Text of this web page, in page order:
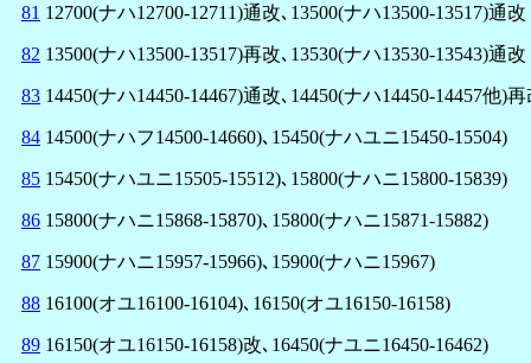
81 12700(ナハ12700-12711)通改､13500(ナハ13500-13517)通改
82 13500(ナハ13500-13517)再改､13530(ナハ13530-13543)通改
83 14450(ナハ14450-14467)通改､14450(ナハ14450-14457他)再
84 14500(ナハフ14500-14660)､15450(ナハユニ15450-15504)
85 15450(ナハユニ15505-15512)､15800(ナハニ15800-15839)
86 15800(ナハニ15868-15870)､15800(ナハニ15871-15882)
87 15900(ナハニ15957-15966)､15900(ナハニ15967)
88 16100(オユ16100-16104)､16150(オユ16150-16158)
89 16150(オユ16150-16158)改､16450(ナユニ16450-16462)